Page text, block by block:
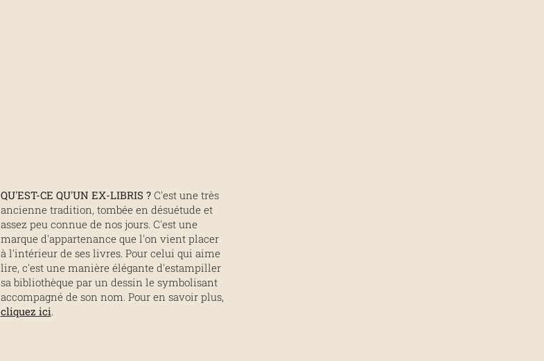
QU'EST-CE QU'UN EX-LIBRIS ?C'est une très
ancienne tradition, tombée en désuétude et
assez peu connue de nos jours. C'est une
marque d'appartenance que l'on vient placer
à l'intérieur de ses livres. Pour celui qui aime
lire, c'est une manière élégante d'estampiller
sa bibliothèque par un dessin le symbolisant
accompagné de son nom. Pour en savoir plus,
cliquez ici.